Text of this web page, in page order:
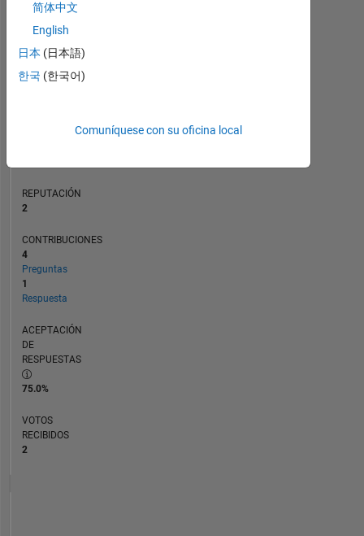
REPUTACIÓN
2
CONTRIBUCIONES
4
Preguntas
1
Respuesta
ACEPTACIÓN
DE
RESPUESTAS
75.0%
VOTOS
RECIBIDOS
2
简体中文
English
日本 (日本語)
한국 (한국어)
Comuníquese con su oficina local